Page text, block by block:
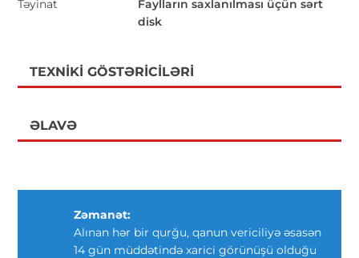
Təyinat
Faylların saxlanılması üçün sərt
disk
TEXNIKI GÖSTƏRICILƏRI
ƏLAVƏ
Zəmanət:
Alınan hər bir qurğu, qanun vericiliyə əsasən
14 gün müddətində xarici görünüşü olduğu